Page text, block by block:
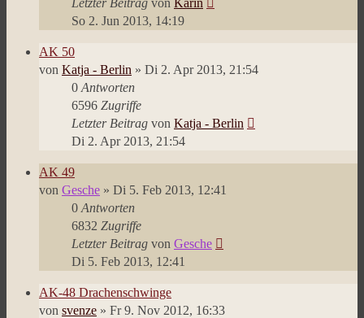
Letzter Beitrag von Karin
So 2. Jun 2013, 14:19
AK 50
von Katja - Berlin » Di 2. Apr 2013, 21:54
0Antworten
6596 Zugriffe
Letzter Beitrag von Katja - Berlin
Di 2. Apr 2013, 21:54
AK 49
von Gesche » Di 5. Feb 2013, 12:41
0Antworten
6832 Zugriffe
Letzter Beitrag von Gesche
Di 5. Feb 2013, 12:41
AK-48 Drachenschwinge
von svenze » Fr 9. Nov 2012, 16:33